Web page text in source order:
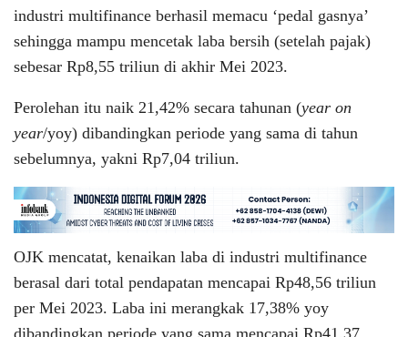
industri multifinance berhasil memacu ‘pedal gasnya’
sehingga mampu mencetak laba bersih (setelah pajak)
sebesar Rp8,55 triliun di akhir Mei 2023.
Perolehan itu naik 21,42% secara tahunan (year on
year/yoy) dibandingkan periode yang sama di tahun
sebelumnya, yakni Rp7,04 triliun.
OJK mencatat, kenaikan laba di industri multifinance
berasal dari total pendapatan mencapai Rp48,56 triliun
per Mei 2023. Laba ini merangkak 17,38% yoy